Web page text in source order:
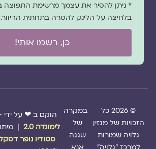
* ניתן להסיר את עצמך מרשימת התפוצה
בלחיצה על הלינק להסרה בתחתית הדיוור.
כן, רשמו אותי!
© 2026 כל
הזכויות של מגזין
גלויה שמורות
במקרה
של
שגגה
הוקם ב ❤ על ידי –
לימונדה 2.0
| מיתוג:
סטודיו נופר דסקל